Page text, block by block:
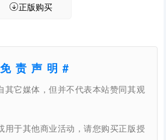
正版购买
责声明#
它媒体，但并不代表本站赞同其观
于其他商业活动，请您购买正版授